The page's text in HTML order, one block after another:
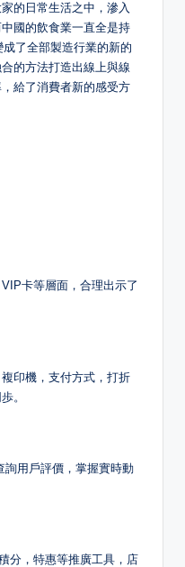
的日常生活之中，滲入
國的飲食業一直全是持
了全部製造行業的新的
的方法打造出線上與線
給了消費者新的感受方
卡等層面，合理出示了
印機，支付方式，打折
。
詢用戶評價，掌握實時動
分，特惠等推廣工具，店